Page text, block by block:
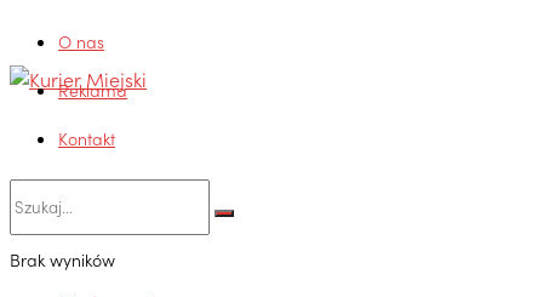
O nas
Reklama
Kontakt
Brak wyników